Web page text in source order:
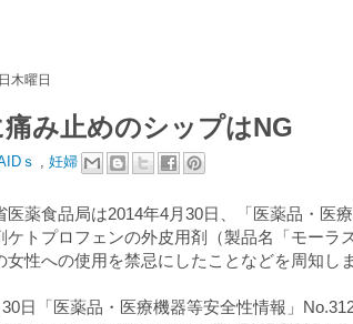
木曜日
み止めのシップはNG
ｓ , 妊婦
医薬食品局は2014年4月30日、「医薬品・医
ケトプロフェンの外皮用剤（製品名「モーラ
女性への使用を禁忌にしたことなどを周知しま
日「医薬品・医療機器等安全性情報」